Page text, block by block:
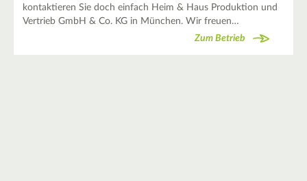
kontaktieren Sie doch einfach Heim & Haus Produktion und
Vertrieb GmbH & Co. KG in München. Wir freuen…
Zum Betrieb